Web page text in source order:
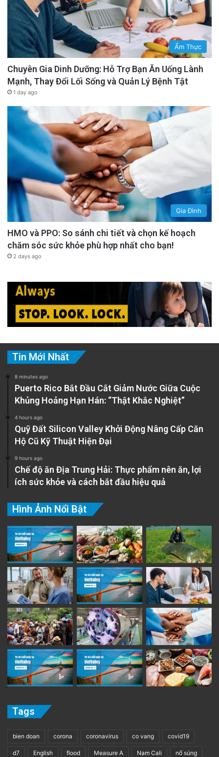
Ẩm Thực
Chuyên Gia Dinh Dưỡng: Hỗ Trợ Bạn Ăn Uống Lành
Mạnh, Thay Đổi Lối Sống và Quản Lý Bệnh Tật
1 day ago
Gia Đình
HMO và PPO: So sánh chi tiết và chọn kế hoạch
chăm sóc sức khỏe phù hợp nhất cho bạn!
2 days ago
Tin Mới Nhất
8 minutes ago
Puerto Rico Bắt Đầu Cắt Giảm Nước Giữa Cuộc
Khủng Hoảng Hạn Hán: “Thật Khắc Nghiệt”
4 hours ago
Quỹ Đất Silicon Valley Khởi Động Nâng Cấp Căn
Hộ Cũ Kỹ Thuật Hiện Đại
9 hours ago
Chế độ ăn Địa Trung Hải: Thực phẩm nên ăn, lợi
ích sức khỏe và cách bắt đầu hiệu quả
Hình Ảnh Nổi Bật
Tags
bien doan corona coronavirus co vang covid19
d7 English flood Measure A Nam Cali nổ súng